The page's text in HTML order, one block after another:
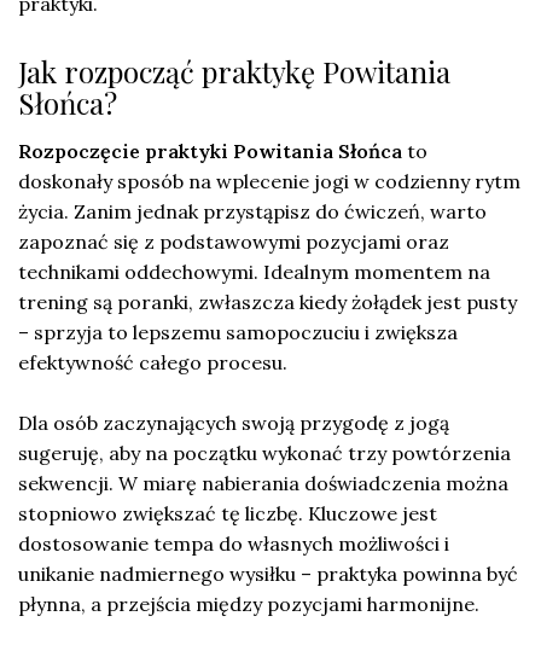
Jak rozpocząć praktykę Powitania
Słońca?
Rozpoczęcie praktyki Powitania Słońca to
doskonały sposób na wplecenie jogi w codzienny rytm
życia. Zanim jednak przystąpisz do ćwiczeń, warto
zapoznać się z podstawowymi pozycjami oraz
technikami oddechowymi. Idealnym momentem na
trening są poranki, zwłaszcza kiedy żołądek jest pusty
– sprzyja to lepszemu samopoczuciu i zwiększa
efektywność całego procesu.
Dla osób zaczynających swoją przygodę z jogą
sugeruję, aby na początku wykonać trzy powtórzenia
sekwencji. W miarę nabierania doświadczenia można
stopniowo zwiększać tę liczbę. Kluczowe jest
dostosowanie tempa do własnych możliwości i
unikanie nadmiernego wysiłku – praktyka powinna być
płynna, a przejścia między pozycjami harmonijne.